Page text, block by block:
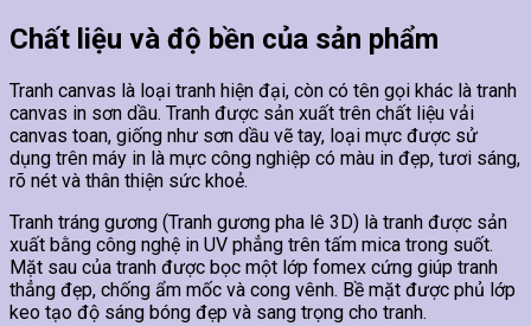
Chất liệu và độ bền của sản phẩm
Tranh canvas là loại tranh hiện đại, còn có tên gọi khác là tranh
canvas in sơn dầu. Tranh được sản xuất trên chất liệu vải
canvas toan, giống như sơn dầu vẽ tay, loại mực được sử
dụng trên máy in là mực công nghiệp có màu in đẹp, tươi sáng,
rõ nét và thân thiện sức khoẻ.
Tranh tráng gương (Tranh gương pha lê 3D) là tranh được sản
xuất bằng công nghệ in UV phẳng trên tấm mica trong suốt.
Mặt sau của tranh được bọc một lớp fomex cứng giúp tranh
thẳng đẹp, chống ẩm mốc và cong vênh. Bề mặt được phủ lớp
keo tạo độ sáng bóng đẹp và sang trọng cho tranh.